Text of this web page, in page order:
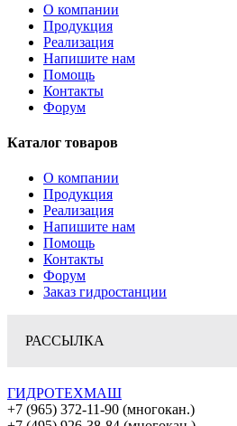
О компании
Продукция
Реализация
Напишите нам
Помощь
Контакты
Форум
Каталог товаров
О компании
Продукция
Реализация
Напишите нам
Помощь
Контакты
Форум
Заказ гидростанции
РАССЫЛКА
ГИДРОТЕХМАШ
+7 (965) 372-11-90 (многокан.)